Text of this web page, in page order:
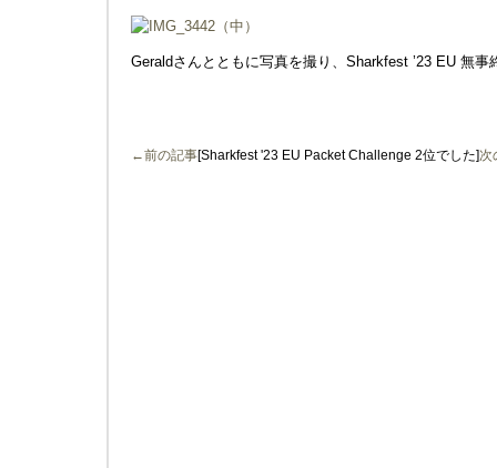
Geraldさんとともに写真を撮り、Sharkfest ’23 EU 無事
←前の記事[Sharkfest '23 EU Packet Challenge 2位でした]